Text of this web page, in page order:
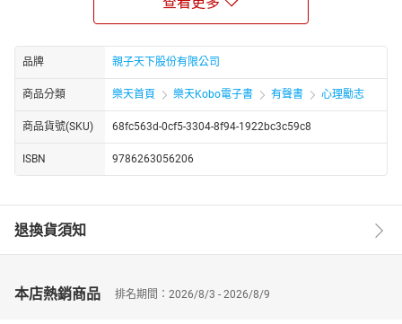
而良好關係需要「溝通」來維繫。
郝哥教你20個幸福溝通心法，
停止不合宜的說話方式，消除對彼此的誤解，
你可能熟知的是穿著西裝筆挺、傳授財務思維，馳騁效率商場的郝
哥，但是，你可能並不熟悉郝哥較少為人所知的另一面：他因為想
幫助好友樂團宣傳，而開設了Podcast頻道；
熱衷於帶著孩子學習財商、舞蹈、騎車跑步、鐵人三項，是一位愛
家、愛生活的郝爸爸！
聽懂別人說的。
品牌 親子天下股份有限公司
商品分類 樂天首頁 樂天Kobo電子書 有聲書 心理勵志
商品貨號(SKU) 68fc563d-0cf5-3304-8f94-1922bc3c59c8
ISBN 9786263056206
退換貨須知
本店熱銷商品 排名期間：2026/8/3 - 2026/8/9